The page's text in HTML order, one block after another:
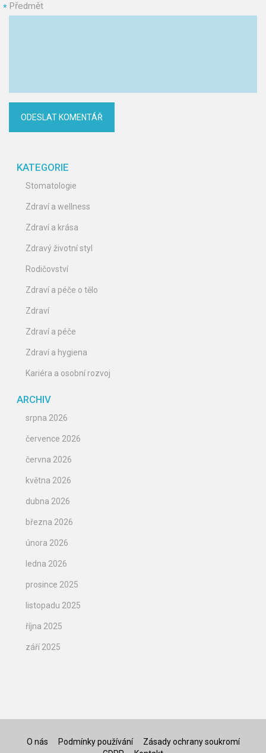
Předmět
*
KATEGORIE
Stomatologie
Zdraví a wellness
Zdraví a krása
Zdravý životní styl
Rodičovství
Zdraví a péče o tělo
Zdraví
Zdraví a péče
Zdraví a hygiena
Kariéra a osobní rozvoj
ARCHIV
srpna 2026
července 2026
června 2026
května 2026
dubna 2026
března 2026
února 2026
ledna 2026
prosince 2025
listopadu 2025
října 2025
září 2025
O nás Podmínky používání
Zásady ochrany soukromí